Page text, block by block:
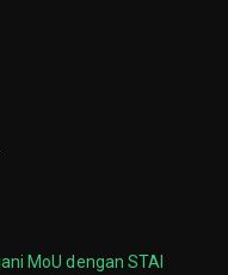
MoU dengan STAI